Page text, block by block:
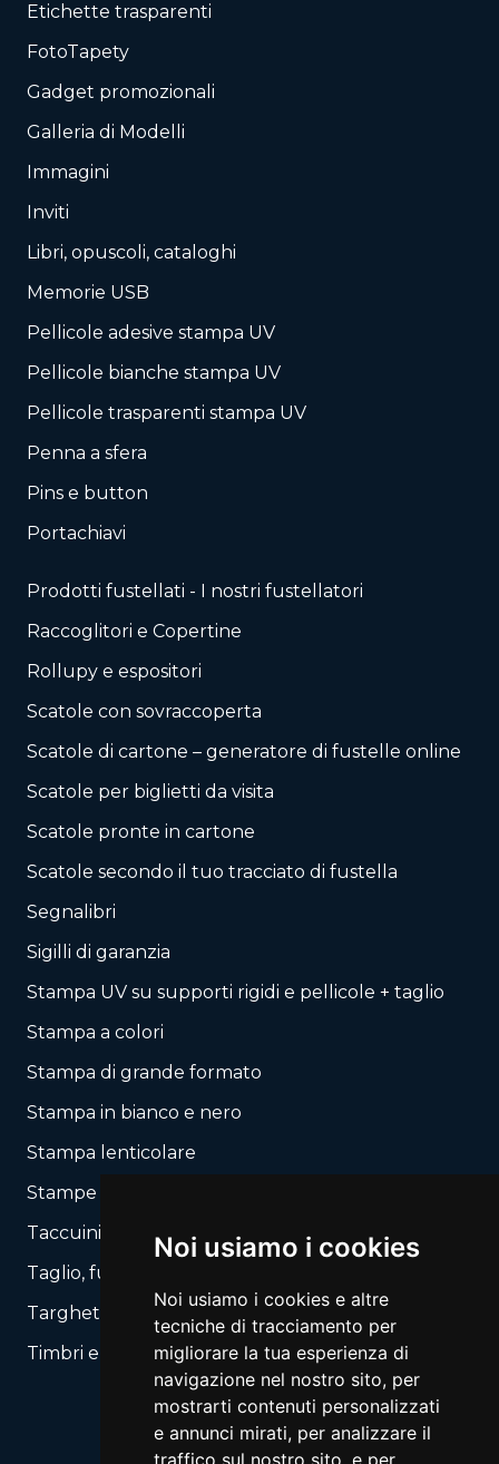
Noi usiamo i cookies
Noi usiamo i cookies e altre
tecniche di tracciamento per
migliorare la tua esperienza di
navigazione nel nostro sito, per
mostrarti contenuti personalizzati
e annunci mirati, per analizzare il
traffico sul nostro sito, e per
Etichette trasparenti
FotoTapety
Gadget promozionali
Galleria di Modelli
Immagini
Inviti
Libri, opuscoli, cataloghi
Memorie USB
Pellicole adesive stampa UV
Pellicole bianche stampa UV
Pellicole trasparenti stampa UV
Penna a sfera
Pins e button
Portachiavi
Prodotti fustellati - I nostri fustellatori
Raccoglitori e Copertine
Rollupy e espositori
Scatole con sovraccoperta
Scatole di cartone – generatore di fustelle online
Scatole per biglietti da visita
Scatole pronte in cartone
Scatole secondo il tuo tracciato di fustella
Segnalibri
Sigilli di garanzia
Stampa UV su supporti rigidi e pellicole + taglio
Stampa a colori
Stampa di grande formato
Stampa in bianco e nero
Stampa lenticolare
Stampe autocopianti
Taccuini / Blocchi
Taglio, fustellatura secondo il tuo layout
Targhette, Segnali
Timbri e Automati